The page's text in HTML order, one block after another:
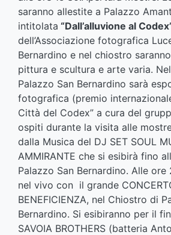
saranno allestite a Palazzo
intitolata “Dall’alluvione al
dell’Associazione fotografica
Bernardino e nel chiostro
pittura e scultura e arte varia.
Palazzo San Bernardino sarà
fotografica (premio
Città del Codex” a cura del
ospiti durante la visita alle
dalla Musica del DJ SET SOUL
AMMIRANTE che si esibirà fino
Palazzo San Bernardino. Alle ore
nel vivo con il grande
BENEFICIENZA, nel Chiostro di
Bernardino. Si esibiranno per il
SAVOIA BROTHERS (batteria